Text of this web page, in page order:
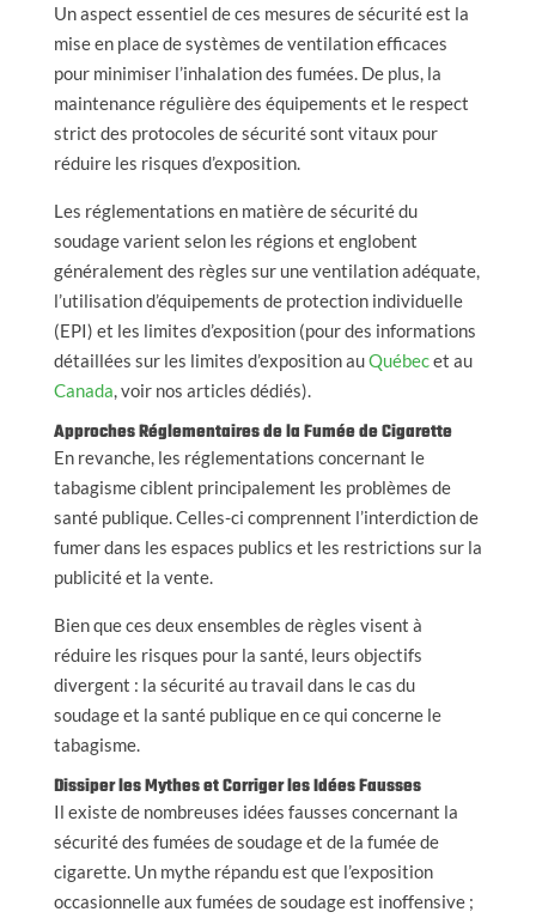
Un aspect essentiel de ces mesures de sécurité est la
mise en place de systèmes de ventilation efficaces
pour minimiser l’inhalation des fumées. De plus, la
maintenance régulière des équipements et le respect
strict des protocoles de sécurité sont vitaux pour
réduire les risques d’exposition.
Les réglementations en matière de sécurité du
soudage varient selon les régions et englobent
généralement des règles sur une ventilation adéquate,
l’utilisation d’équipements de protection individuelle
(EPI) et les limites d’exposition (pour des informations
détaillées sur les limites d’exposition auQuébecet au
Canada, voir nos articles dédiés).
Approches Réglementaires de la Fumée de Cigarette
En revanche, les réglementations concernant le
tabagisme ciblent principalement les problèmes de
santé publique. Celles-ci comprennent l’interdiction de
fumer dans les espaces publics et les restrictions sur la
publicité et la vente.
Bien que ces deux ensembles de règles visent à
réduire les risques pour la santé, leurs objectifs
divergent : la sécurité au travail dans le cas du
soudage et la santé publique en ce qui concerne le
tabagisme.
Dissiper les Mythes et Corriger les Idées Fausses
Il existe de nombreuses idées fausses concernant la
sécurité des fumées de soudage et de la fumée de
cigarette. Un mythe répandu est que l’exposition
occasionnelle aux fumées de soudage est inoffensive ;